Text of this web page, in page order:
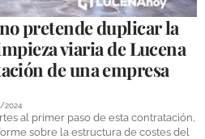
pretende duplicar la
viaria de Lucena
de una empresa
2024
al primer paso de esta contratación,
sobre la estructura de costes del